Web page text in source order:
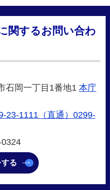
関するお問い合わ
石岡一丁目1番地1 本庁
23-1111（直通）0299-
る